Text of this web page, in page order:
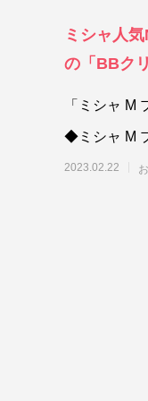
ミシャ人
の「BBク
「ミシャ M
◆ミシャ M
ー：2023年3
2023.02.22